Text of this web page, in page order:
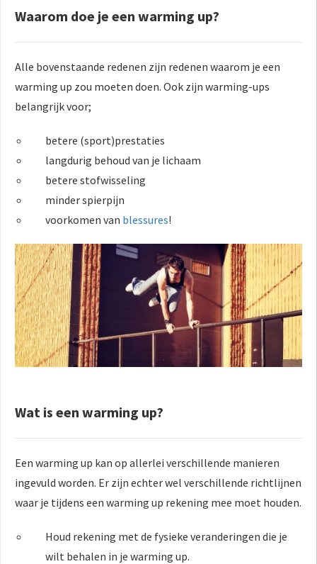
Waarom doe je een warming up?
Alle bovenstaande redenen zijn redenen waarom je een
warming up zou moeten doen. Ook zijn warming-ups
belangrijk voor;
betere (sport)prestaties
langdurig behoud van je lichaam
betere stofwisseling
minder spierpijn
voorkomen van blessures!
Wat is een warming up?
Een warming up kan op allerlei verschillende manieren
ingevuld worden. Er zijn echter wel verschillende richtlijnen
waar je tijdens een warming up rekening mee moet houden.
Houd rekening met de fysieke veranderingen die je
wilt behalen in je warming up.